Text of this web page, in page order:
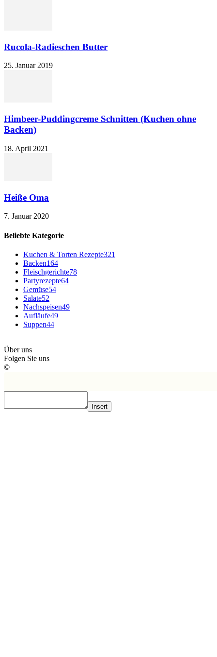
Rucola-Radieschen Butter
25. Januar 2019
Himbeer-Puddingcreme Schnitten (Kuchen ohne
Backen)
18. April 2021
Heiße Oma
7. Januar 2020
Beliebte Kategorie
Kuchen & Torten Rezepte321
Backen164
Fleischgerichte78
Partyrezepte64
Gemüse54
Salate52
Nachspeisen49
Aufläufe49
Suppen44
Über uns
Folgen Sie uns
©
Insert